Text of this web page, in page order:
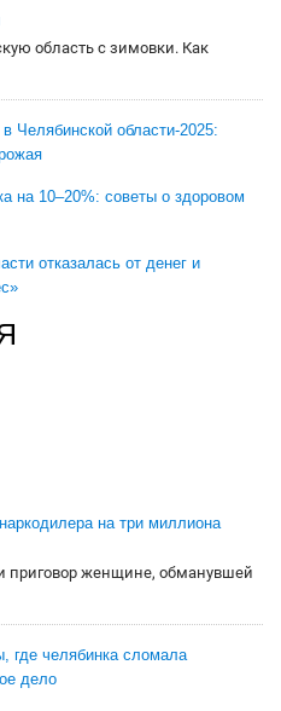
область с зимовки. Как
Челябинской области-2025:
на 10–20%: советы о здоровом
отказалась от денег и
на три миллиона
приговор женщине, обманувшей
где челябинка сломала
дело